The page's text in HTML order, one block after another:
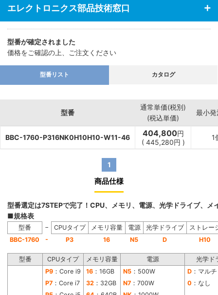
エレクトロニクス部品技術窓口
型番が確定されました
価格をご確認の上、ご注文ください
型番リスト カタログ
型番
通常単価(税別)
(税込単価)
最小
BBC-1760-P316NK0H10H10-W11-46 404,800円
( 445,280円 )
1
1
商品仕様
型番選定は7STEPで完了！CPU、メモリ、電源、光学ドライブ、
■規格表
型番 − CPUタイプ メモリ容量 電源 光学ドライブ
ストレー
BBC-1760
- P3 16 N5 D H10
型番 CPUタイプ メモリ容量 電源
光学ド
P9 ：Core i9 16 ：16GB N5 ：500W D ：マル
P7 ：Core i7 32 ：32GB N7 ：700W 0 ：なし